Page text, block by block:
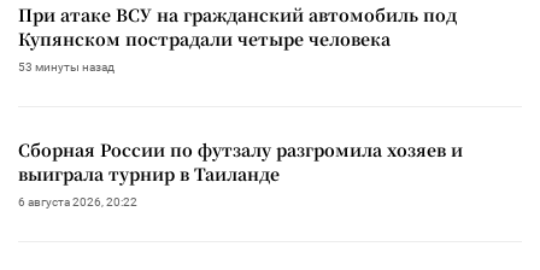
При атаке ВСУ на гражданский автомобиль под
Купянском пострадали четыре человека
53 минуты назад
Сборная России по футзалу разгромила хозяев и
выиграла турнир в Таиланде
6 августа 2026, 20:22